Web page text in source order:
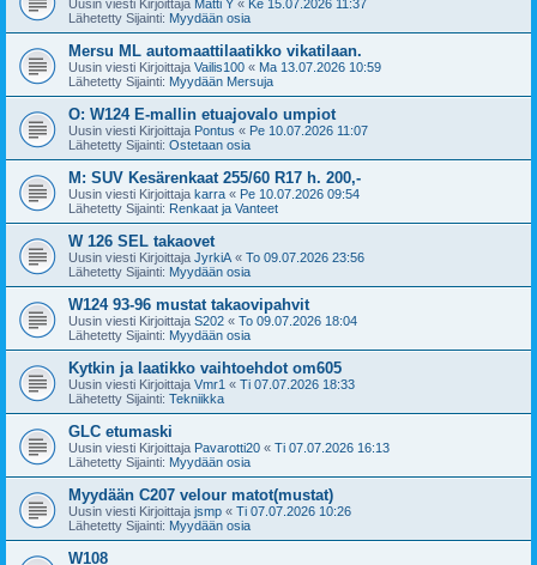
Uusin viesti Kirjoittaja Matti Y « Ke 15.07.2026 11:37
Lähetetty Sijainti: Myydään osia
Mersu ML automaattilaatikko vikatilaan.
Uusin viesti Kirjoittaja Vailis100 « Ma 13.07.2026 10:59
Lähetetty Sijainti: Myydään Mersuja
O: W124 E-mallin etuajovalo umpiot
Uusin viesti Kirjoittaja Pontus « Pe 10.07.2026 11:07
Lähetetty Sijainti: Ostetaan osia
M: SUV Kesärenkaat 255/60 R17 h. 200,-
Uusin viesti Kirjoittaja karra « Pe 10.07.2026 09:54
Lähetetty Sijainti: Renkaat ja Vanteet
W 126 SEL takaovet
Uusin viesti Kirjoittaja JyrkiA « To 09.07.2026 23:56
Lähetetty Sijainti: Myydään osia
W124 93-96 mustat takaovipahvit
Uusin viesti Kirjoittaja S202 « To 09.07.2026 18:04
Lähetetty Sijainti: Myydään osia
Kytkin ja laatikko vaihtoehdot om605
Uusin viesti Kirjoittaja Vmr1 « Ti 07.07.2026 18:33
Lähetetty Sijainti: Tekniikka
GLC etumaski
Uusin viesti Kirjoittaja Pavarotti20 « Ti 07.07.2026 16:13
Lähetetty Sijainti: Myydään osia
Myydään C207 velour matot(mustat)
Uusin viesti Kirjoittaja jsmp « Ti 07.07.2026 10:26
Lähetetty Sijainti: Myydään osia
W108